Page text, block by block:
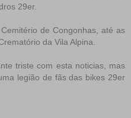
29er.
de Congonhas, até as
da Vila Alpina.
triste com esta noticias, mas
legião de fãs das bikes 29er